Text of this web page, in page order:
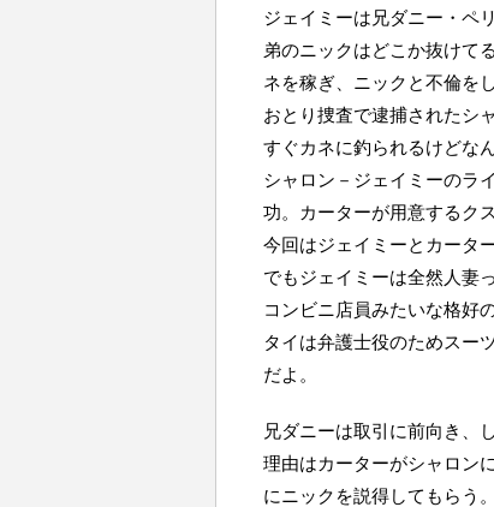
ジェイミーは兄ダニー・ペ
弟のニックはどこか抜けて
ネを稼ぎ、ニックと不倫を
おとり捜査で逮捕されたシ
すぐカネに釣られるけどな
シャロン－ジェイミーのラ
功。カーターが用意するク
今回はジェイミーとカータ
でもジェイミーは全然人妻
コンビニ店員みたいな格好
タイは弁護士役のためスー
だよ。
兄ダニーは取引に前向き、
理由はカーターがシャロン
にニックを説得してもらう。